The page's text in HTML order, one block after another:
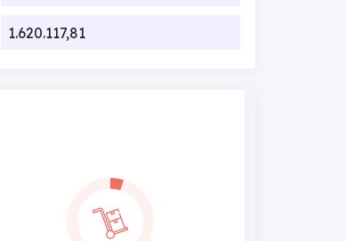
1.620.117,81